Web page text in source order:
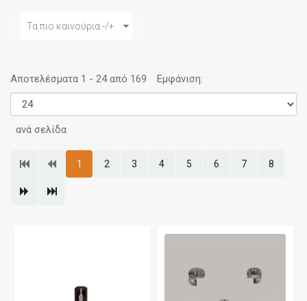
Τα πιο καινούρια -/+
Αποτελέσματα 1 - 24 από 169 Εμφάνιση:
ανά σελίδα
1 2 3 4 5 6 7 8